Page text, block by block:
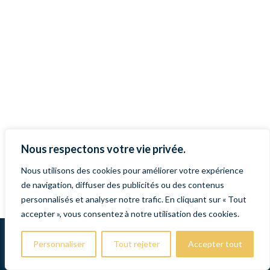
Nous respectons votre vie privée.
Nous utilisons des cookies pour améliorer votre expérience
de navigation, diffuser des publicités ou des contenus
personnalisés et analyser notre trafic. En cliquant sur « Tout
accepter », vous consentez à notre utilisation des cookies.
Personnaliser Tout rejeter Accepter tout
Mentions légales
Contact